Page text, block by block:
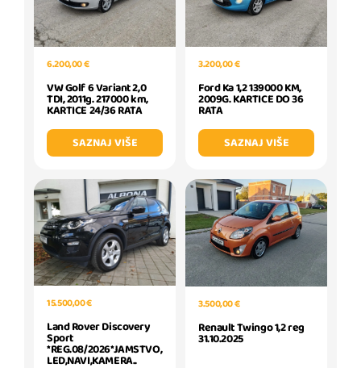
6.200,00 €
VW Golf 6 Variant 2,0
TDI, 2011g. 217000 km,
KARTICE 24/36 RATA
SAZNAJ VIŠE
3.200,00 €
Ford Ka 1,2 139000 KM,
2009G. KARTICE DO 36
RATA
SAZNAJ VIŠE
15.500,00 €
Land Rover Discovery
Sport
*REG.08/2026*JAMSTVO,
LED,NAVI,KAMERA..
3.500,00 €
Renault Twingo 1,2 reg
31.10.2025